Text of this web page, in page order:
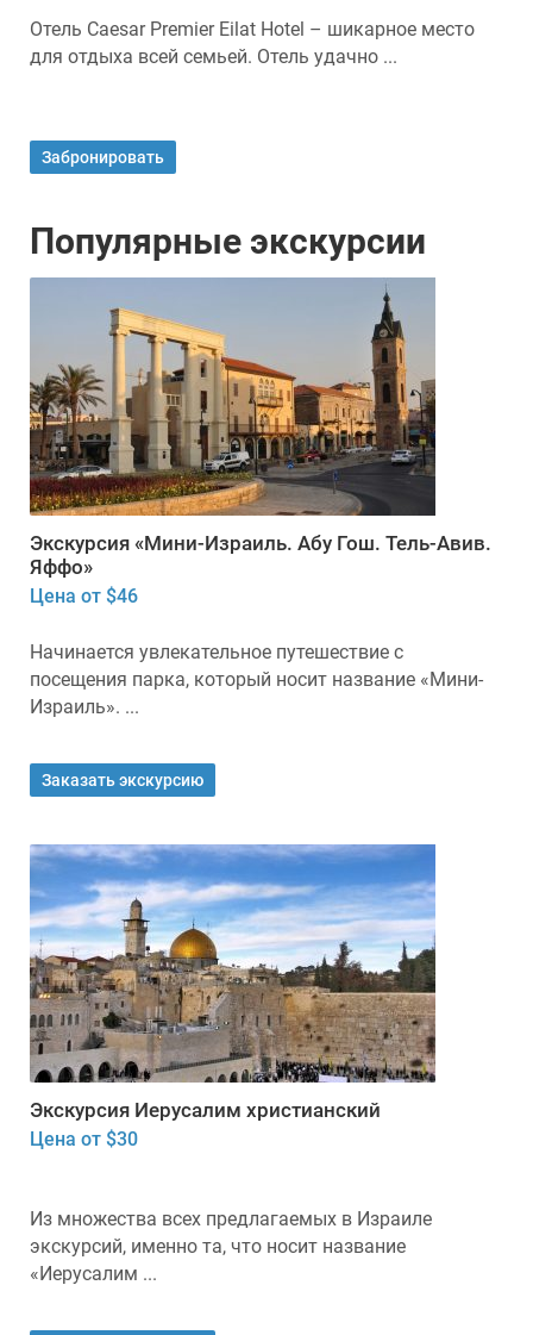
Отель Caesar Premier Eilat Hotel – шикарное место
для отдыха всей семьей. Отель удачно ...
Забронировать
Популярные экскурсии
Экскурсия «Мини-Израиль. Абу Гош. Тель-Авив.
Яффо»
Цена от $46
Начинается увлекательное путешествие с
посещения парка, который носит название «Мини-
Израиль». ...
Заказать экскурсию
Экскурсия Иерусалим христианский
Цена от $30
Из множества всех предлагаемых в Израиле
экскурсий, именно та, что носит название
«Иерусалим ...